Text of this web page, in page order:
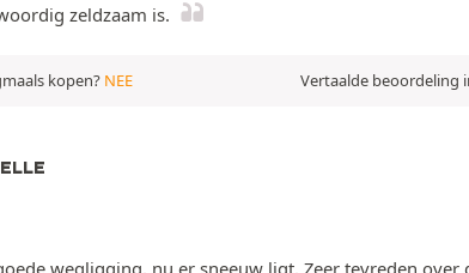
zeldzaam is.
Vertaalde beoordeling
kopen? NEE
wegligging, nu er sneeuw ligt. Zeer tevreden over